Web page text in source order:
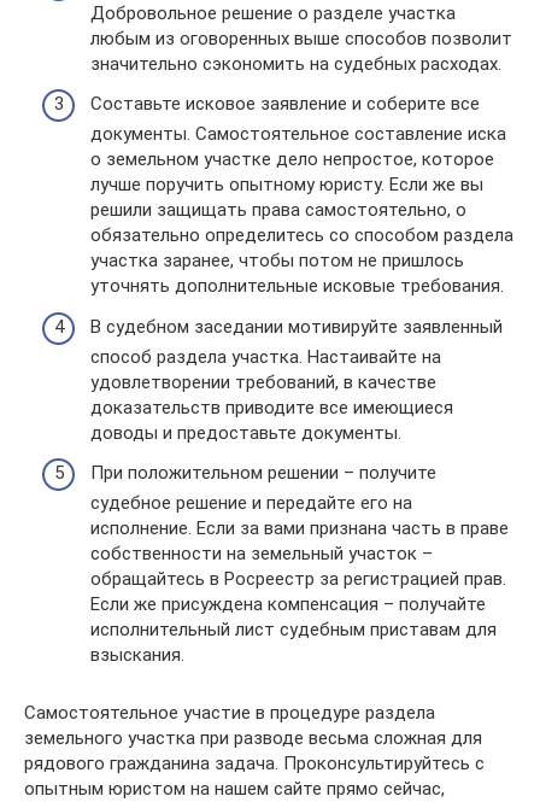
Добровольное решение о разделе участка
любым из оговоренных выше способов позволит
значительно сэкономить на судебных расходах.
Составьте исковое заявление и соберите все
документы. Самостоятельное составление иска
о земельном участке дело непростое, которое
лучше поручить опытному юристу. Если же вы
решили защищать права самостоятельно, о
обязательно определитесь со способом раздела
участка заранее, чтобы потом не пришлось
уточнять дополнительные исковые требования.
В судебном заседании мотивируйте заявленный
способ раздела участка. Настаивайте на
удовлетворении требований, в качестве
доказательств приводите все имеющиеся
доводы и предоставьте документы.
При положительном решении – получите
судебное решение и передайте его на
исполнение. Если за вами признана часть в праве
собственности на земельный участок –
обращайтесь в Росреестр за регистрацией прав.
Если же присуждена компенсация – получайте
исполнительный лист судебным приставам для
взыскания.
Самостоятельное участие в процедуре раздела
земельного участка при разводе весьма сложная для
рядового гражданина задача. Проконсультируйтесь с
опытным юристом на нашем сайте прямо сейчас,